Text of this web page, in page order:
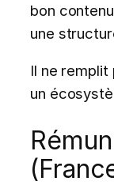
bon
une
Il ne remplit
un